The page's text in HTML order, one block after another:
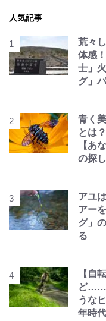
人気記事
荒々
体感
士」
グ」
青く
とは
【あ
の探
アユ
アー
グ」
る
【自
ど……
うな
年時